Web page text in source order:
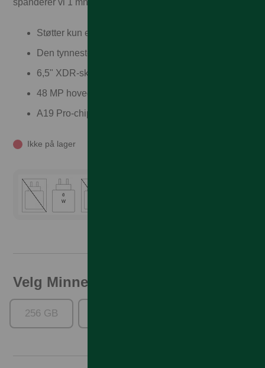
spanderer vi 1 mnd med mobilforsikring!
Støtter kun eSIM
Den tynneste og letteste iPhonen noensinne i titan.
6,5" XDR-skjerm med 3000 nit og 120 Hz.
48 MP hovedkamera og 18 MP frontkamera.
A19 Pro-chip med opptil 27 t batteri.
Ikke på lager
Velg Minne
256 GB